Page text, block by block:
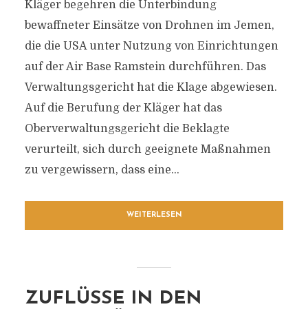
Kläger begehren die Unterbindung
bewaffneter Einsätze von Drohnen im Jemen,
die die USA unter Nutzung von Einrichtungen
auf der Air Base Ramstein durchführen. Das
Verwaltungsgericht hat die Klage abgewiesen.
Auf die Berufung der Kläger hat das
Oberverwaltungsgericht die Beklagte
verurteilt, sich durch geeignete Maßnahmen
zu vergewissern, dass eine...
WEITERLESEN
ZUFLÜSSE IN DEN